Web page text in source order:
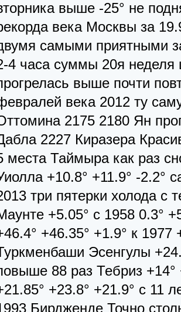
выше -25° не
века Москвы за
самыми приятными
4 часа суммы 20я
выше почти
века 2012 ту
2175 2180 Ян
2227 Киразера
места Таймыра как раз
+10.8° +11.9° -2.2°
три пятерки холода
+5.05° с 1958 0.3°
+46.35° +1.9° к 1977
Эсенгулы
88 раз Тебриз +14°
+23.8° +21.9° с 11
Бирдженде Точно